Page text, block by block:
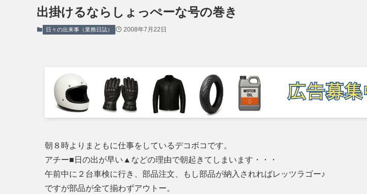
出掛けるならしょっぺーな号の巻き
日々の出来事（業務日誌） 2008年7月22日
朝８時よりまともに仕事をしているデコボコです。
アチー■日の出が早い▲などの理由で朝起きてしまいます・・・
午前中に２台車検に行き、部品注文、もし部品が納入されればレッツラゴー♪
ですが部品が全て揃わずアウトー。